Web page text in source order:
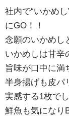
社内で“いかめ
にGO！！
念願のいかめし
いかめしは甘辛
旨味が口中に満
半身揚げも皮パ
実感する1枚で
鮮魚も気になり